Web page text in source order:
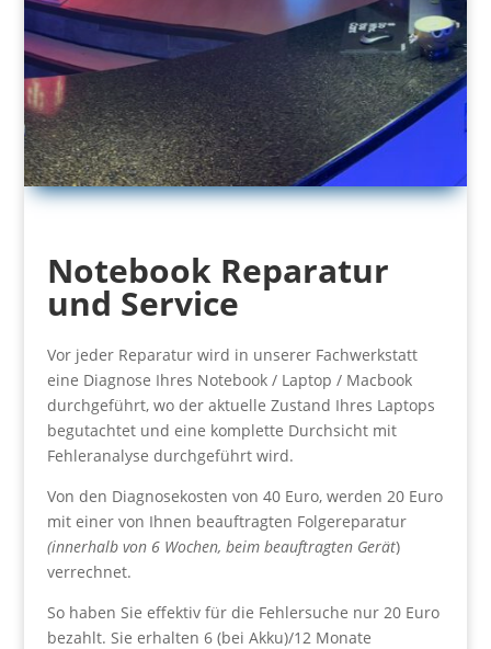
Notebook Reparatur
und Service
Vor jeder Reparatur wird in unserer Fachwerkstatt
eine Diagnose Ihres Notebook / Laptop / Macbook
durchgeführt, wo der aktuelle Zustand Ihres Laptops
begutachtet und eine komplette Durchsicht mit
Fehleranalyse durchgeführt wird.
Von den Diagnosekosten von 40 Euro, werden 20 Euro
mit einer von Ihnen beauftragten Folgereparatur
(innerhalb von 6 Wochen, beim beauftragten Gerät)
verrechnet.
So haben Sie effektiv für die Fehlersuche nur 20 Euro
bezahlt. Sie erhalten 6 (bei Akku)/12 Monate